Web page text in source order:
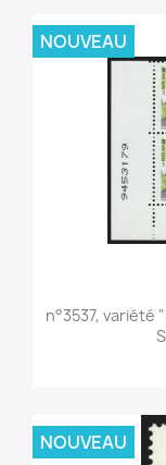
n°3537, variété
NOUVEAU
NOUVEAU